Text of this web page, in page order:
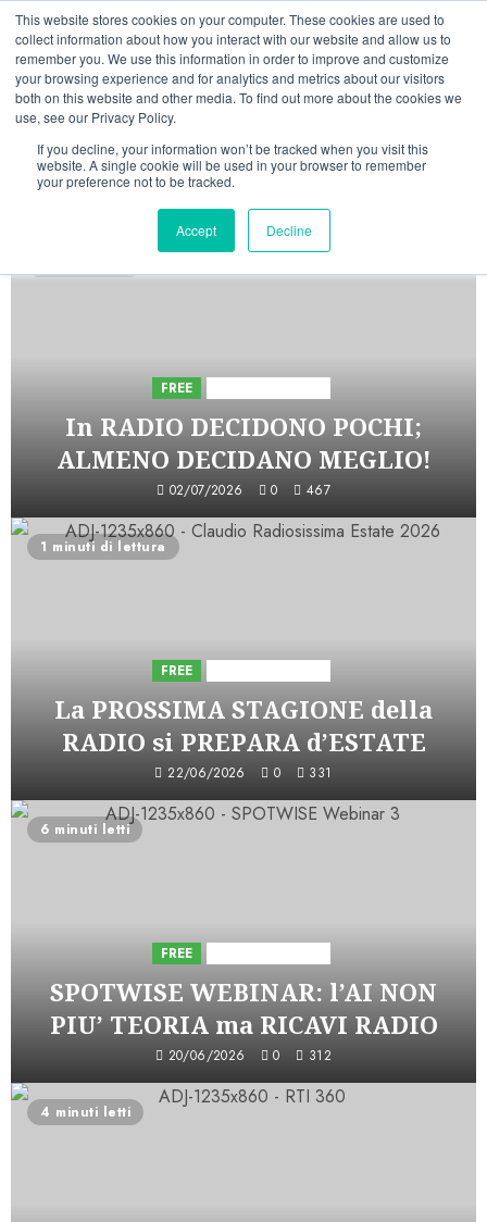
This website stores cookies on your computer. These cookies are used to
collect information about how you interact with our website and allow us to
remember you. We use this information in order to improve and customize
your browsing experience and for analytics and metrics about our visitors
both on this website and other media. To find out more about the cookies we
use, see our Privacy Policy.
If you decline, your information won’t be tracked when you visit this
website. A single cookie will be used in your browser to remember
your preference not to be tracked.
Accept Decline
Vai
contenuto
07/08/202620:49:59
LinkedinFacebook
X TelegramWhatsappMastodon
INIZIATIVE ASTORRI
FREE
In RADIO DECIDONO POCHI;
ALMENO DECIDANO MEGLIO!
02/07/2026 0 467
1 minuti di lettura
FREE
La PROSSIMA STAGIONE della
RADIO si PREPARA d’ESTATE
22/06/2026 0 331
6 minuti letti
FREE
SPOTWISE WEBINAR: l’AI NON
PIU’ TEORIA ma RICAVI RADIO
20/06/2026 0 312
4 minuti letti